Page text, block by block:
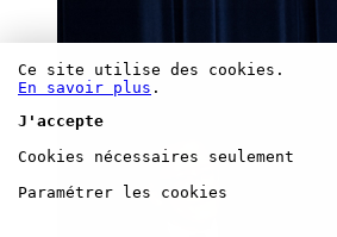
Ce site utilise des cookies.
En savoir plus .
J'accepte
Cookies nécessaires seulement
Paramétrer les cookies